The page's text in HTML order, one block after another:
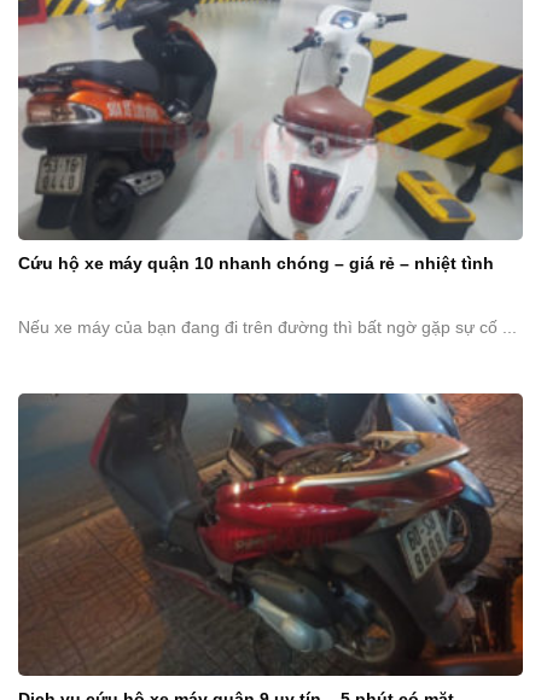
Cứu hộ xe máy quận 10 nhanh chóng – giá rẻ – nhiệt tình
Nếu xe máy của bạn đang đi trên đường thì bất ngờ gặp sự cố ...